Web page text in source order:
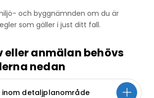
och byggnämnden om du är
som gäller i just ditt fall.
eller anmälan behövs
nedan
inom detaljplanområde